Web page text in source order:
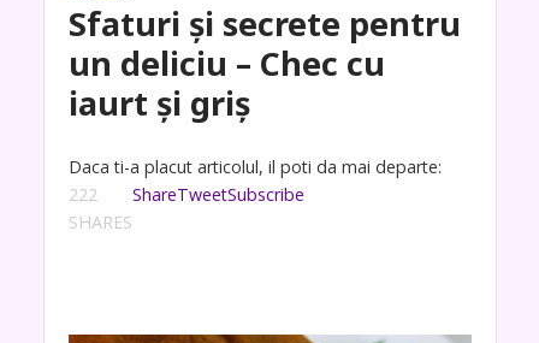
Sfaturi și secrete pentru
un deliciu – Chec cu
iaurt și griș
Daca ti-a placut articolul, il poti da mai departe:
222
SHARES
ShareTweetSubscribe